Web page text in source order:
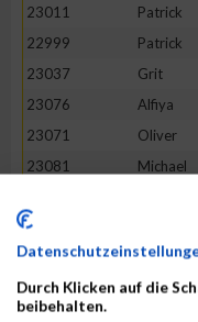
23011
Patrick
22999
Patrick
23037
Grit
23076
Alfiya
23071
Oliver
23081
Michael
23029
23055
Babette
23018
Léon
Durch Klicken auf die
beibehalten.